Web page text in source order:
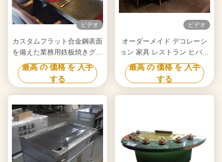
ビデオ
カスタムフラット合金鋼表面
を備えた業務用鉄板焼きグリ
ル
最高 の 価格 を 入手
する
ビデオ
オーダーメイド デコレーシ
ョン 家具 レストラン ヒバチ
焼き鳥 温度帯 50~300C
最高 の 価格 を 入手
する